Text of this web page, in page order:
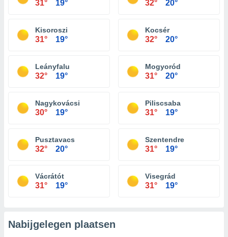
31° 19° 32° 20°
Kisoroszi
31° 19°
Kocsér
32° 20°
Leányfalu
32° 19°
Mogyoród
31° 20°
Nagykovácsi
30° 19°
Piliscsaba
31° 19°
Pusztavacs
32° 20°
Szentendre
31° 19°
Vácrátót
31° 19°
Visegrád
31° 19°
Nabijgelegen plaatsen